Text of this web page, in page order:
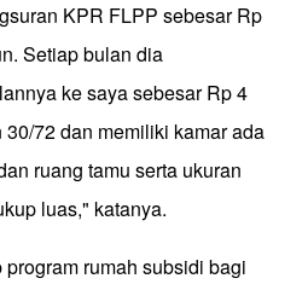
KPR FLPP sebesar Rp
Setiap bulan dia
ke saya sebesar Rp 4
72 dan memiliki kamar ada
ruang tamu serta ukuran
luas," katanya.
rumah subsidi bagi